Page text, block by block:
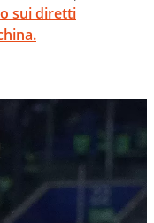
sui diretti